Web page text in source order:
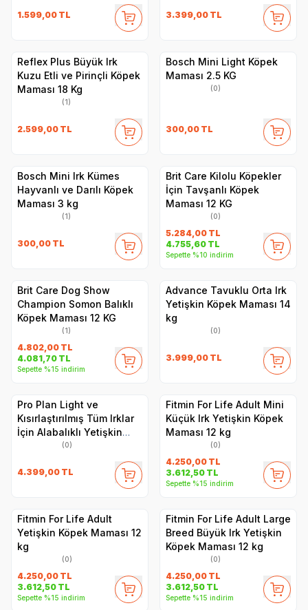
1.599,00 TL 3.399,00 TL
​Reflex Plus Büyük Irk
Kuzu Etli ve Pirinçli Köpek
Maması 18 Kg
(1)
2.599,00 TL
Bosch Mini Light Köpek
Maması 2.5 KG
(0)
300,00 TL
Bosch Mini Irk Kümes
Hayvanlı ve Darılı Köpek
Maması 3 kg
(1)
300,00 TL
Brit Care Kilolu Köpekler
İçin Tavşanlı Köpek
Maması 12 KG
(0)
5.284,00 TL
4.755,60 TL
Sepette %10 indirim
Brit Care Dog Show
Champion Somon Balıklı
Köpek Maması 12 KG
(1)
4.802,00 TL
4.081,70 TL
Sepette %15 indirim
Advance Tavuklu Orta Irk
Yetişkin Köpek Maması 14
kg
(0)
3.999,00 TL
Pro Plan Light ve
Kısırlaştırılmış Tüm Irklar
İçin Alabalıklı Yetişkin
Köpek Maması 14kg
(0)
4.399,00 TL
Fitmin For Life Adult Mini
Küçük Irk Yetişkin Köpek
Maması 12 kg
(0)
4.250,00 TL
3.612,50 TL
Sepette %15 indirim
Fitmin For Life Adult
Yetişkin Köpek Maması 12
kg
(0)
4.250,00 TL
3.612,50 TL
Sepette %15 indirim
Fitmin For Life Adult Large
Breed Büyük Irk Yetişkin
Köpek Maması 12 kg
(0)
4.250,00 TL
3.612,50 TL
Sepette %15 indirim